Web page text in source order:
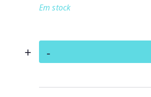
Em stock
-
de
Lamas
+